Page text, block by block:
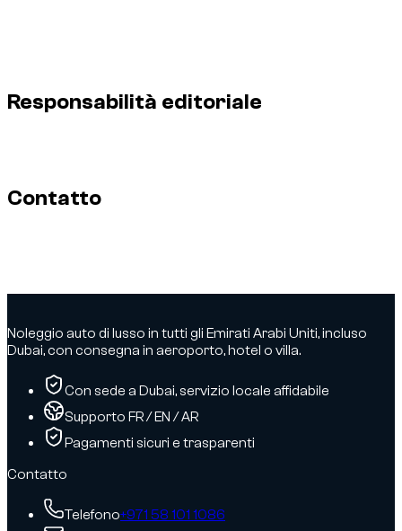
Responsabilità editoriale
Contatto
Noleggio auto di lusso in tutti gli Emirati Arabi Uniti, incluso
Dubai, con consegna in aeroporto, hotel o villa.
Con sede a Dubai, servizio locale affidabile
Supporto FR / EN / AR
Pagamenti sicuri e trasparenti
Contatto
Telefono+971 58 101 1086